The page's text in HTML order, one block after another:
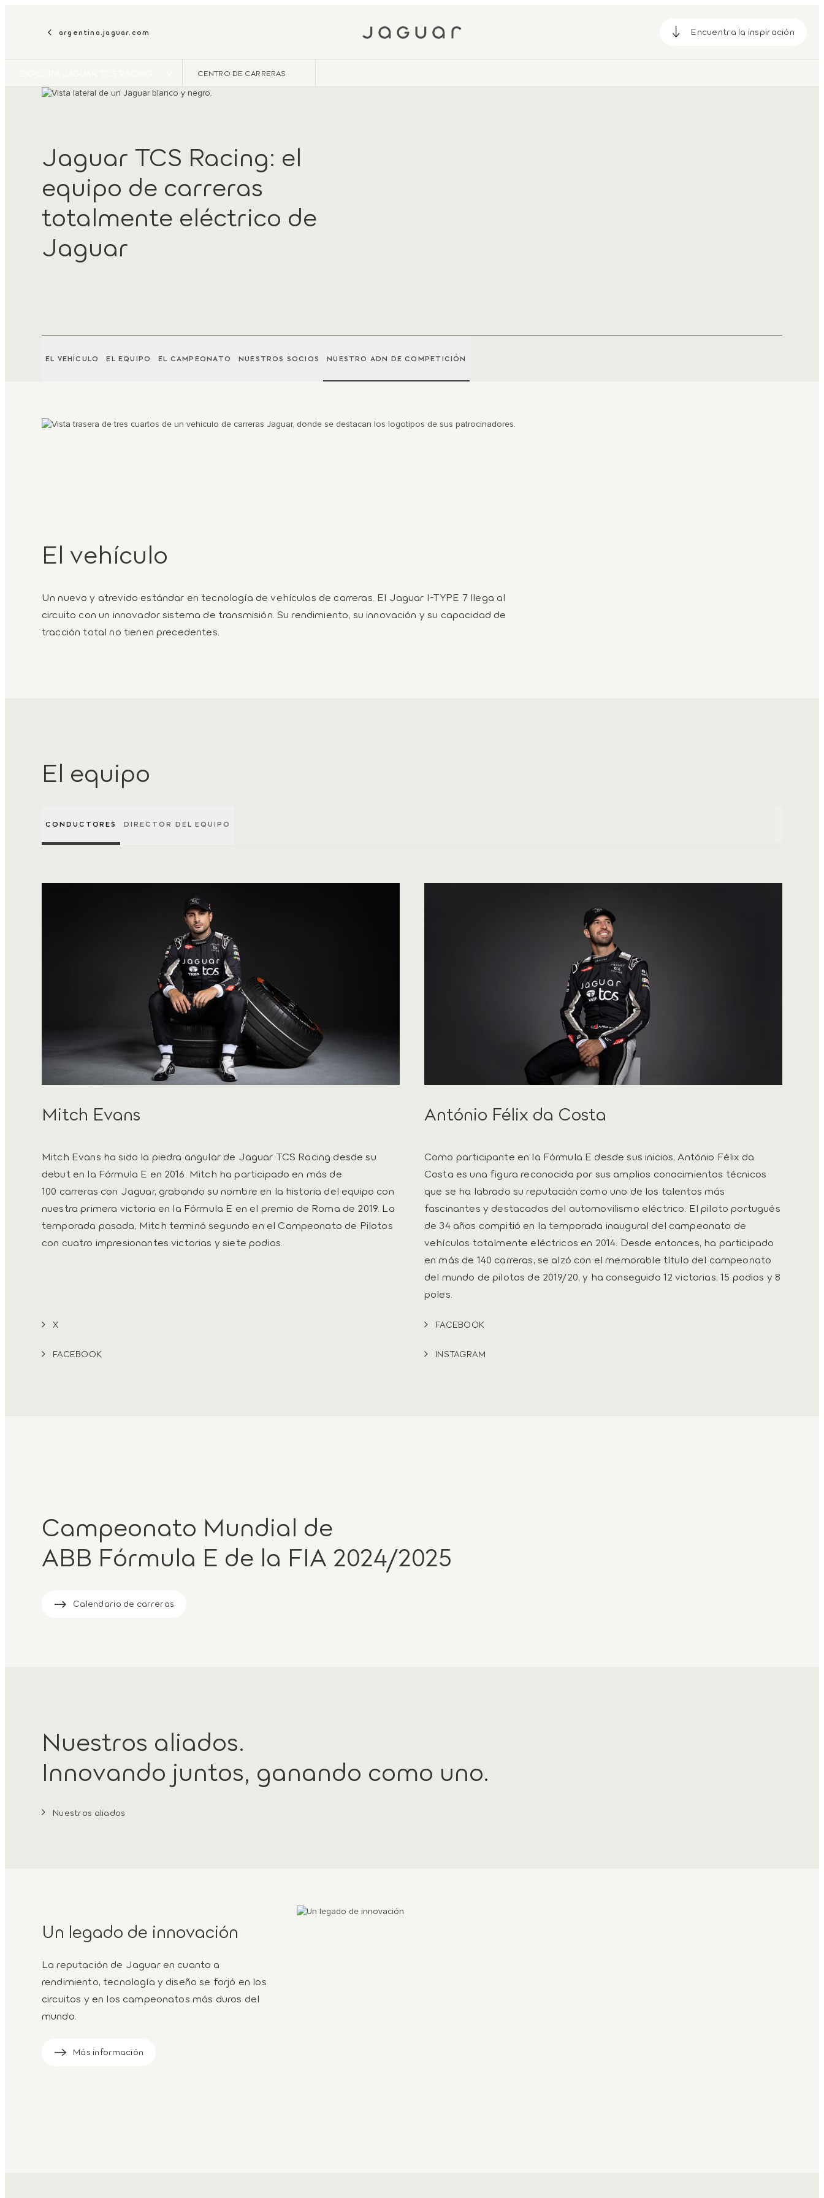
argentina.jaguar.com Encuentra la inspiración
CENTRO DE CARRERAS
Jaguar TCS Racing: el
equipo de carreras
totalmente eléctrico de
Jaguar
EL VEHÍCULO EL EQUIPO EL CAMPEONATO NUESTROS SOCIOS NUESTRO ADN DE COMPETICIÓN
El vehículo
Un nuevo y atrevido estándar en tecnología de vehículos de carreras. El Jaguar I-TYPE 7 llega al
circuito con un innovador sistema de transmisión. Su rendimiento, su innovación y su capacidad de
tracción total no tienen precedentes.
El equipo
CONDUCTORES DIRECTOR DEL EQUIPO
Mitch Evans
Mitch Evans ha sido la piedra angular de Jaguar TCS Racing desde su
debut en la Fórmula E en 2016. Mitch ha participado en más de
100 carreras con Jaguar, grabando su nombre en la historia del equipo con
nuestra primera victoria en la Fórmula E en el premio de Roma de 2019. La
temporada pasada, Mitch terminó segundo en el Campeonato de Pilotos
con cuatro impresionantes victorias y siete podios.
X
FACEBOOK
António Félix da Costa
Como participante en la Fórmula E desde sus inicios, António Félix da
Costa es una figura reconocida por sus amplios conocimientos técnicos
que se ha labrado su reputación como uno de los talentos más
fascinantes y destacados del automovilismo eléctrico. El piloto portugués
de 34 años compitió en la temporada inaugural del campeonato de
vehículos totalmente eléctricos en 2014. Desde entonces, ha participado
en más de 140 carreras, se alzó con el memorable título del campeonato
del mundo de pilotos de 2019/20, y ha conseguido 12 victorias, 15 podios y 8
poles.
FACEBOOK
INSTAGRAM
Campeonato Mundial de
ABB Fórmula E de la FIA 2024/2025
Calendario de carreras
Nuestros aliados.
Innovando juntos, ganando como uno.
Nuestros aliados
Un legado de innovación
La reputación de Jaguar en cuanto a
rendimiento, tecnología y diseño se forjó en los
circuitos y en los campeonatos más duros del
mundo.
Más información